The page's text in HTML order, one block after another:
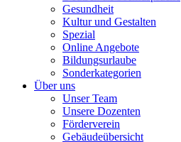
Gesundheit
Kultur und Gestalten
Spezial
Online Angebote
Bildungsurlaube
Sonderkategorien
Über uns
Unser Team
Unsere Dozenten
Förderverein
Gebäudeübersicht